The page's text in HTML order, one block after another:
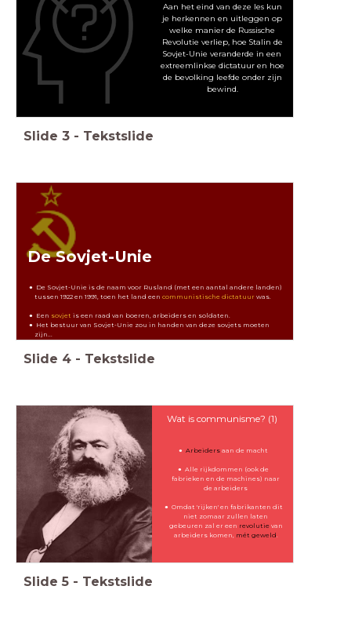
Aan het eind van deze les kun
je herkennen en uitleggen op
welke manier de Russische
Revolutie verliep, hoe Stalin de
Sovjet-Unie veranderde in een
extreemlinkse dictatuur en hoe
de bevolking leefde onder zijn
bewind.
Slide 3 - Tekstslide
De Sovjet-Unie
De Sovjet-Unie is de naam voor Rusland (met een aantal andere landen)
tussen 1922 en 1991, toen het land een communistische dictatuurwas.
Een sovjet is een raad van boeren, arbeiders en soldaten.
Het bestuur van Sovjet-Unie zou in handen van deze sovjets moeten
zijn...
Slide 4 - Tekstslide
Wat is communisme? (1)
Arbeiders aan de macht
Alle rijkdommen (ook de
fabrieken en de machines) naar
de arbeiders
Omdat 'rijken' en fabrikanten dit
niet zomaar zullen laten
gebeuren zal er een revolutievan
arbeiders komen, mét geweld.
Slide 5 - Tekstslide